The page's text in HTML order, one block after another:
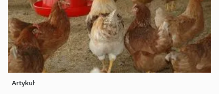
Artykuł